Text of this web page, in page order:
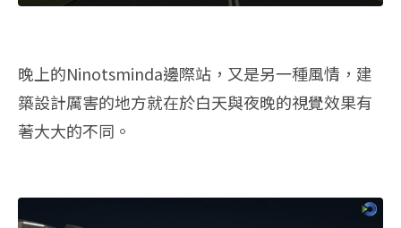
晚上的Ninotsminda邊際站，又是另一種風情，建
築設計厲害的地方就在於白天與夜晚的視覺效果有
著大大的不同。